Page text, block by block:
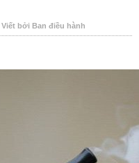
Viết bởi Ban điều hành